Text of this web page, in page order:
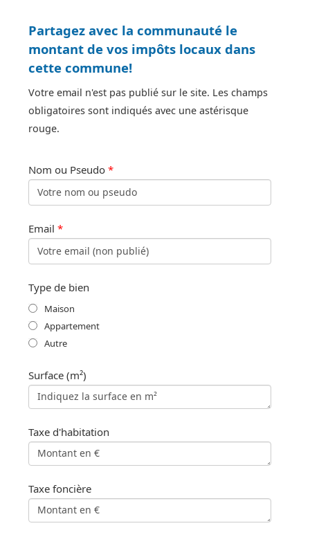
Partagez avec la communauté le
montant de vos impôts locaux dans
cette commune!
Votre email n'est pas publié sur le site. Les champs
obligatoires sont indiqués avec une astérisque
rouge.
Nom ou Pseudo *
Email *
Type de bien
Maison
Appartement
Autre
Surface (m²)
Taxe d'habitation
Taxe foncière